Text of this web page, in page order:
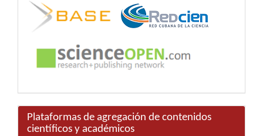
Plataformas de agregación de contenidos
científicos y académicos